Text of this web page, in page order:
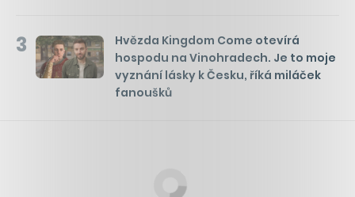
3
Hvězda Kingdom Come otevírá
hospodu na Vinohradech. Je to moje
vyznání lásky k Česku, říká miláček
fanoušků